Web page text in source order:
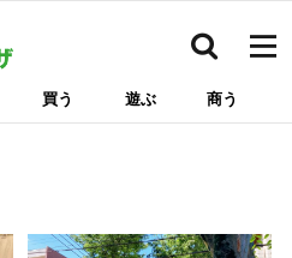
買う 遊ぶ 商う